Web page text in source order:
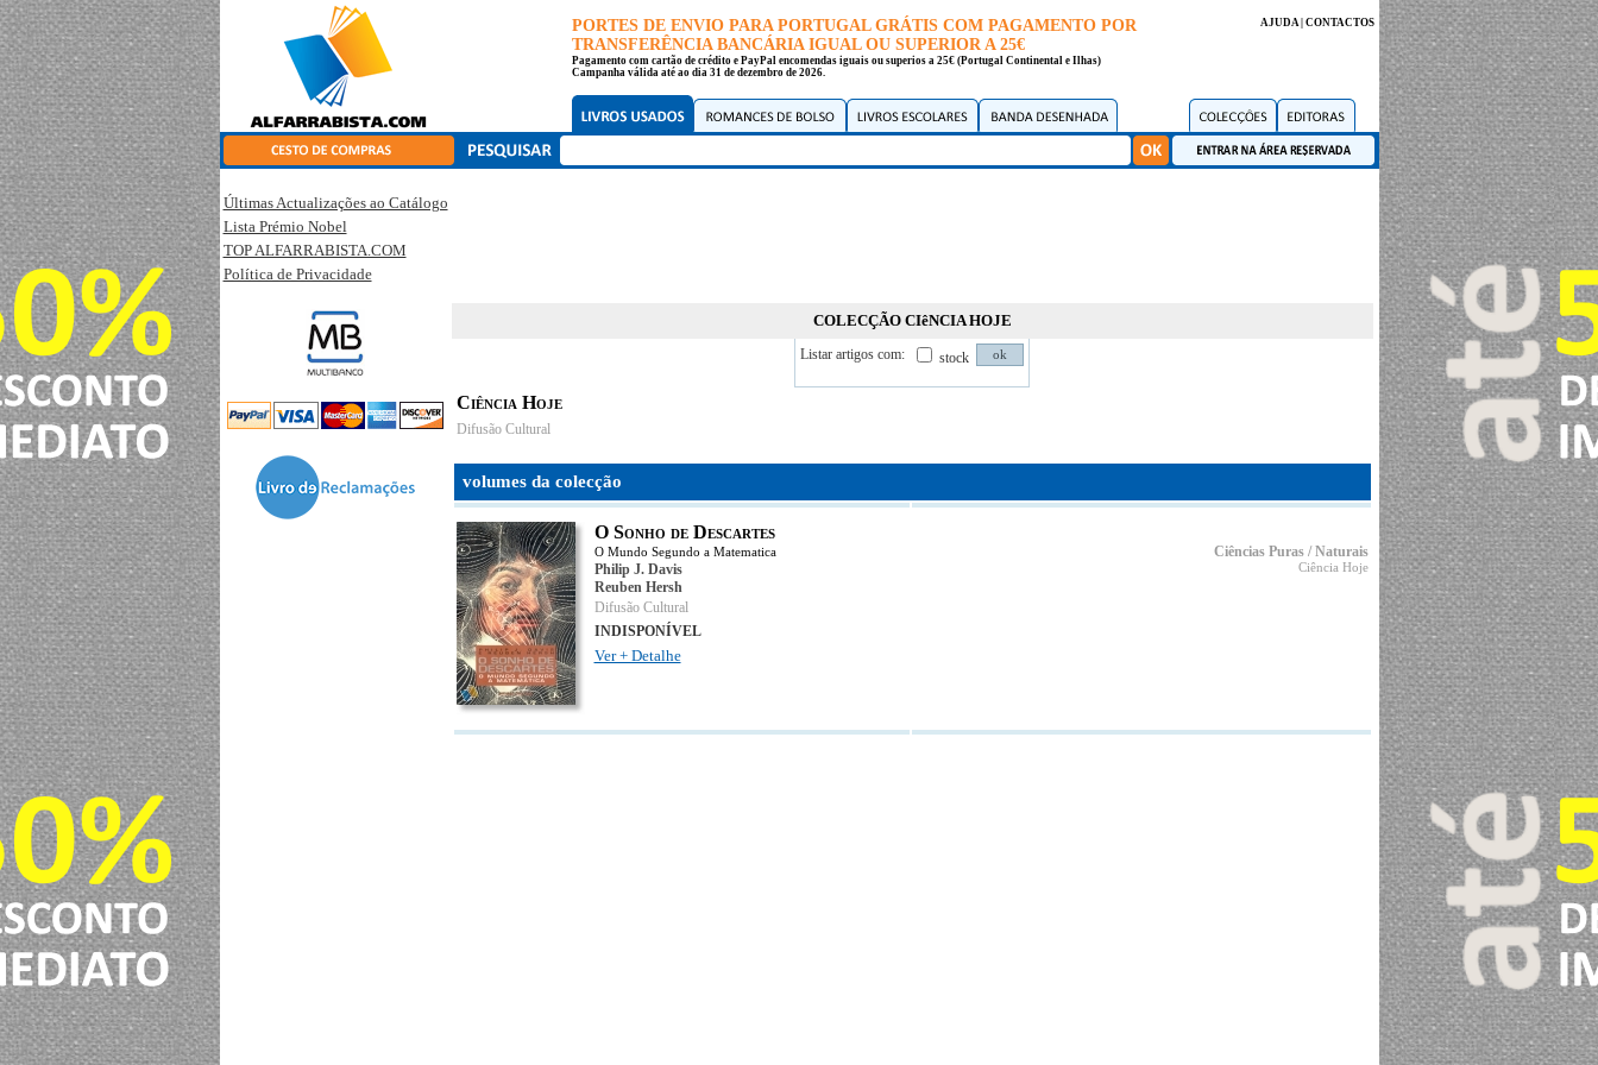
PORTES DE ENVIO PARA PORTUGAL GRÁTIS COM PAGAMENTO POR
TRANSFERÊNCIA BANCÁRIA IGUAL OU SUPERIOR A 25€
Pagamento com cartão de crédito e PayPal encomendas iguais ou superios a 25€ (Portugal Continental e Ilhas)
Campanha válida até ao dia 31 de dezembro de 2026.
AJUDA| CONTACTOS
Últimas Actualizações ao Catálogo
Lista Prémio Nobel
TOP ALFARRABISTA.COM
Política de Privacidade
COLECÇÃO CIêNCIA HOJE
Listar artigos com: stock
Ciência Hoje
Difusão Cultural
volumes da colecção
O Sonho de Descartes
O Mundo Segundo a Matematica
Philip J. Davis
Reuben Hersh
Difusão Cultural
INDISPONÍVEL
Ver + Detalhe
Ciências Puras / Naturais
Ciência Hoje